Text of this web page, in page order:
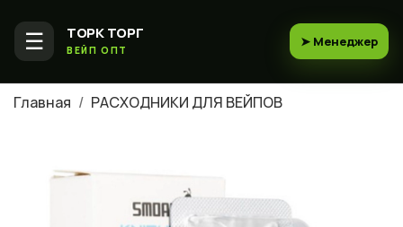
☰ ТОРК ТОРГ
ВЕЙП ОПТ
➤ Менеджер
Главная РАСХОДНИКИ ДЛЯ ВЕЙПОВ